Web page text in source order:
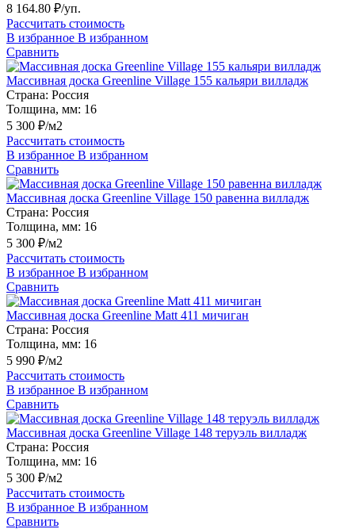
8 164.80 ₽/уп.
Рассчитать стоимость
В избранное В избранном
Сравнить
Массивная доска Greenline Village 155 кальяри вилладж
Страна: Россия
Толщина, мм: 16
5 300 ₽/м2
Рассчитать стоимость
В избранное В избранном
Сравнить
Массивная доска Greenline Village 150 равенна вилладж
Страна: Россия
Толщина, мм: 16
5 300 ₽/м2
Рассчитать стоимость
В избранное В избранном
Сравнить
Массивная доска Greenline Matt 411 мичиган
Страна: Россия
Толщина, мм: 16
5 990 ₽/м2
Рассчитать стоимость
В избранное В избранном
Сравнить
Массивная доска Greenline Village 148 теруэль вилладж
Страна: Россия
Толщина, мм: 16
5 300 ₽/м2
Рассчитать стоимость
В избранное В избранном
Сравнить